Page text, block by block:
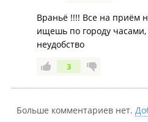
Враньё !!!! Все на приём
ищешь по городу
неудобство
3
Больше комментариев нет.